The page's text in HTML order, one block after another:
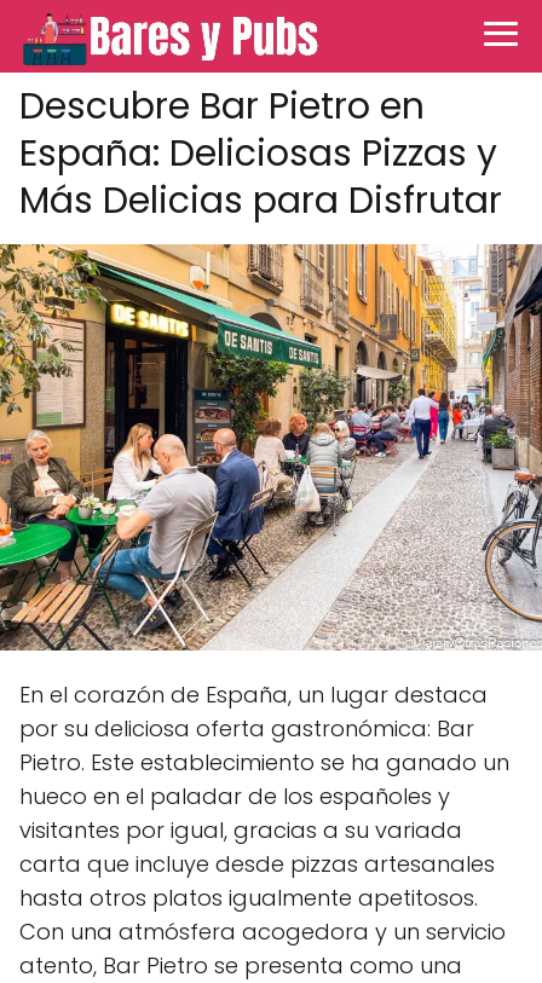
Descubre Bar Pietro en
España: Deliciosas Pizzas y
Más Delicias para Disfrutar
En el corazón de España, un lugar destaca
por su deliciosa oferta gastronómica: Bar
Pietro. Este establecimiento se ha ganado un
hueco en el paladar de los españoles y
visitantes por igual, gracias a su variada
carta que incluye desde pizzas artesanales
hasta otros platos igualmente apetitosos.
Con una atmósfera acogedora y un servicio
atento, Bar Pietro se presenta como una